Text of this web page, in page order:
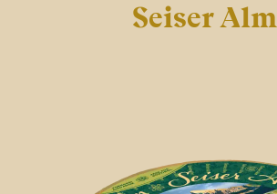
Seiser Alm